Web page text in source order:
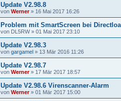
Update V2.98.8
von Werner» 16 Mai 2017 16:26
Problem mit SmartScreen bei
von DL5RW» 01 Mai 2017 23:10
Update V2.98.3
von gargamel » 13 Mär 2016 11:26
Update V2.98.7
von Werner» 17 Mär 2017 18:57
Update V2.98.6 Virenscanner-Alarm
von Werner» 01 Mär 2017 15:00